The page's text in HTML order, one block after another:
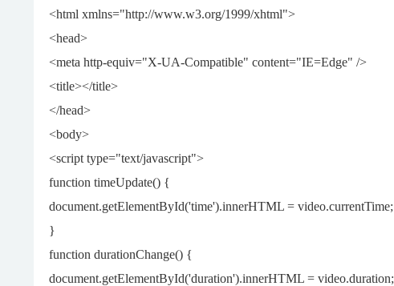
<html xmlns="http://www.w3.org/1999/xhtml">
<head>
<meta http-equiv="X-UA-Compatible" content="IE=Edge" />
<title></title>
</head>
<body>
<script type="text/javascript">
function timeUpdate() {
document.getElementById('time').innerHTML = video.currentTime;
}
function durationChange() {
document.getElementById('duration').innerHTML = video.duration;